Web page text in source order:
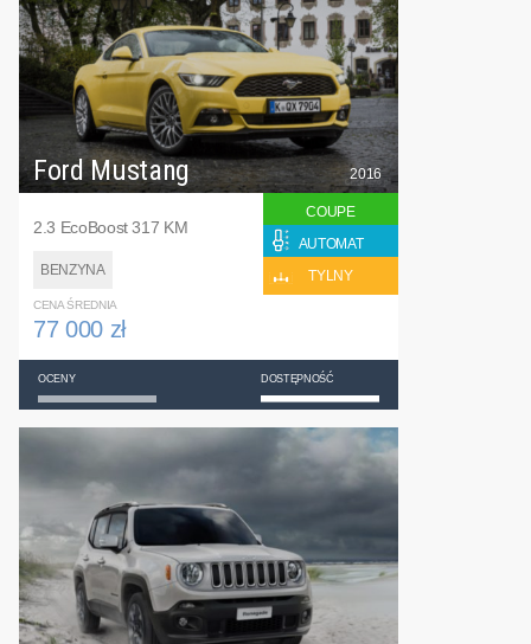
Ford Mustang
2.3 EcoBoost 317 KM
BENZYNA
2016
COUPE
AUTOMAT
TYLNY
CENA ŚREDNIA
77 000 zł
OCENY DOSTĘPNOŚĆ